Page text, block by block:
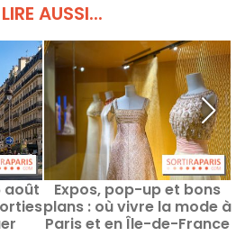
AUSSI...
août
Expos, pop-up et bons
plans : où vivre la mode à
Paris et en Île-de-France